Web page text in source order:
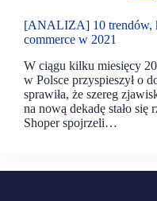
[ANALIZA] 10 trendów,
commerce w 2021
W ciągu kilku miesięcy
w Polsce przyspieszył o
sprawiła, że szereg
na nową dekadę stało się
Shoper spojrzeli…